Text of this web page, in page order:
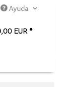
Ayuda
EUR *